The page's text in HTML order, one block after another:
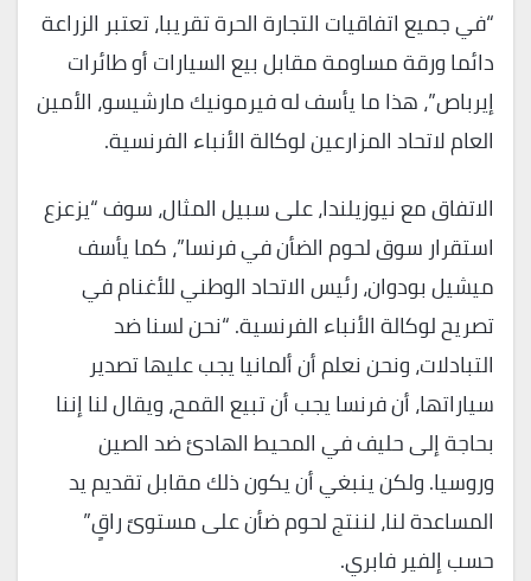
“في جميع اتفاقيات التجارة الحرة تقريبا، تعتبر الزراعة
دائما ورقة مساومة مقابل بيع السيارات أو طائرات
إيرباص”، هذا ما يأسف له فيرمونيك مارشيسو، الأمين
العام لاتحاد المزارعين لوكالة الأنباء الفرنسية.
الاتفاق مع نيوزيلندا، على سبيل المثال، سوف “يزعزع
استقرار سوق لحوم الضأن في فرنسا”، كما يأسف
ميشيل بودوان، رئيس الاتحاد الوطني للأغنام في
تصريح لوكالة الأنباء الفرنسية. “نحن لسنا ضد
التبادلات، ونحن نعلم أن ألمانيا يجب عليها تصدير
سياراتها، أن فرنسا يجب أن تبيع القمح، ويقال لنا إننا
بحاجة إلى حليف في المحيط الهادئ ضد الصين
وروسيا. ولكن ينبغي أن يكون ذلك مقابل تقديم يد
المساعدة لنا، لننتج لحوم ضأن على مستوىً راقٍ”
حسب إلفير فابري.